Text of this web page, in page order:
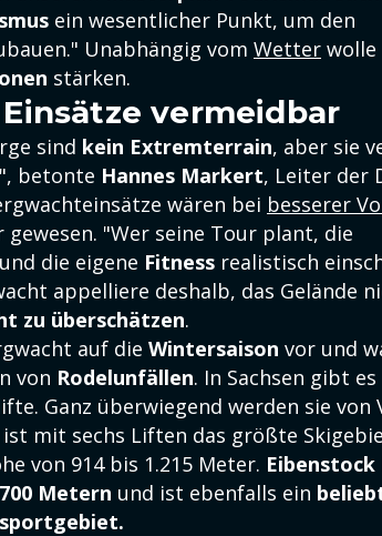
ein wesentlicher Punkt, um den
Unabhängig vom Wetter
stärken.
vermeidbar
sind kein Extremterrain, aber sie
", betonte Hannes Markert, Leiter der
wären bei besserer
"Wer seine Tour plant, die
die eigene Fitness realistisch
appelliere deshalb, das Gelände
zu überschätzen.
auf die Wintersaison vor und
von Rodelunfällen. In Sachsen gibt
Ganz überwiegend werden sie von
ist mit sechs Liften das größte
von 914 bis 1.215 Meter. Eibenstock
Metern und ist ebenfalls ein